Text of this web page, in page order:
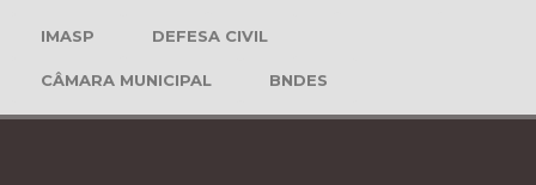
IMASP DEFESA CIVIL
CÂMARA MUNICIPAL BNDES